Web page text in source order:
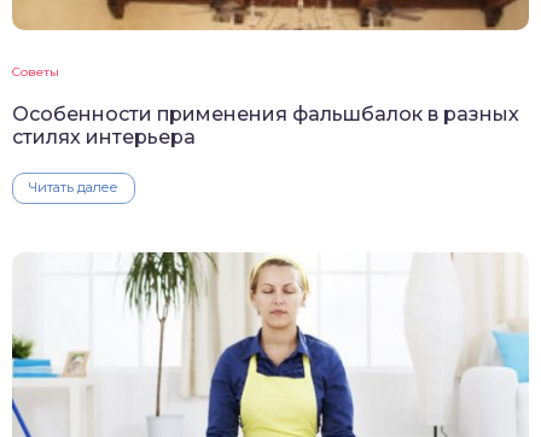
Советы
Особенности применения фальшбалок в разных
стилях интерьера
Читать далее